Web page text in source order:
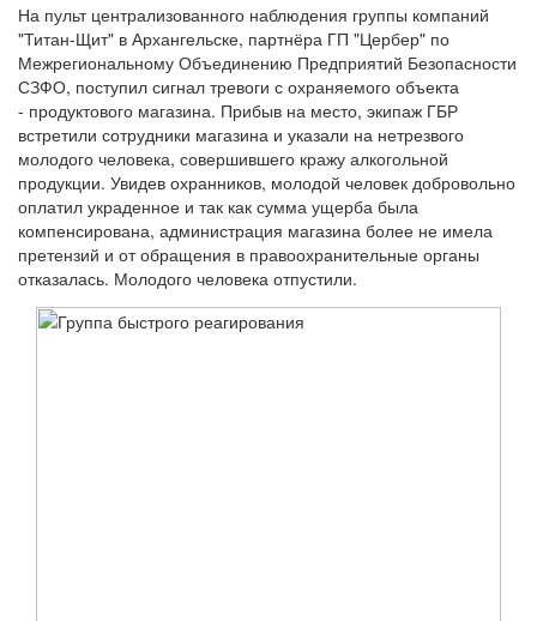
На пульт централизованного наблюдения группы компаний
"Титан-Щит" в Архангельске, партнёра ГП "Цербер" по
Межрегиональному Объединению Предприятий Безопасности
СЗФО, поступил сигнал тревоги с охраняемого объекта
- продуктового магазина. Прибыв на место, экипаж ГБР
встретили сотрудники магазина и указали на нетрезвого
молодого человека, совершившего кражу алкогольной
продукции. Увидев охранников, молодой человек добровольно
оплатил украденное и так как сумма ущерба была
компенсирована, администрация магазина более не имела
претензий и от обращения в правоохранительные органы
отказалась. Молодого человека отпустили.